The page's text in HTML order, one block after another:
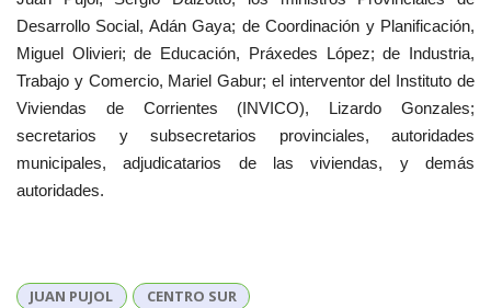
Desarrollo Social, Adán Gaya; de Coordinación y Planificación,
Miguel Olivieri; de Educación, Práxedes López; de Industria,
Trabajo y Comercio, Mariel Gabur; el interventor del Instituto de
Viviendas de Corrientes (INVICO), Lizardo Gonzales;
secretarios y subsecretarios provinciales, autoridades
municipales, adjudicatarios de las viviendas, y demás
autoridades.
JUAN PUJOL CENTRO SUR